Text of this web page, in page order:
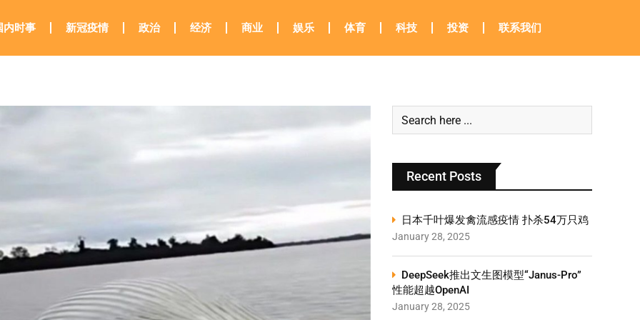
内时事 新冠疫情 政治 经济 商业 娱乐 体育 科技 投资 联系我们
Recent Posts
日本千叶爆发禽流感疫情 扑杀54万只鸡
January 28, 2025
DeepSeek推出文生图模型“Janus-Pro”
性能超越OpenAI
January 28, 2025